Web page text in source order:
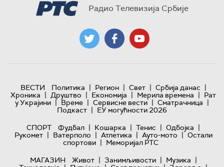
Радио Телевизија Србије
ВЕСТИ Политика | Регион | Свет | Србија данас |
Хроника | Друштво | Економија | Мерила времена | Рат
у Украјини | Време | Сервисне вести | Сматрачница |
Подкаст | ЕУ могућности 2026
СПОРТ
Фудбал | Кошарка | Тенис | Одбојка |
Рукомет | Ватерполо | Атлетика | Ауто-мото | Остали
спортови | Меморијал РТС
МАГАЗИН
Живот | Занимљивости | Музика |